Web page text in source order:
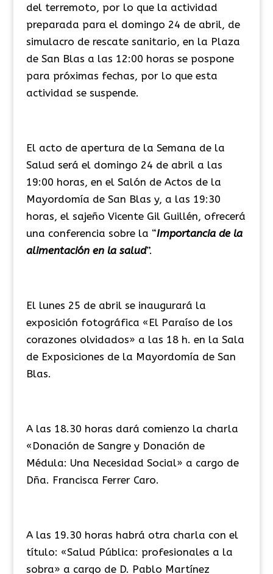
del terremoto, por lo que la actividad
preparada para el domingo 24 de abril, de
simulacro de rescate sanitario, en la Plaza
de San Blas a las 12:00 horas se pospone
para próximas fechas, por lo que esta
actividad se suspende.
El acto de apertura de la Semana de la
Salud será el domingo 24 de abril a las
19:00 horas, en el Salón de Actos de la
Mayordomía de San Blas y, a las 19:30
horas, el sajeño Vicente Gil Guillén, ofrecerá
una conferencia sobre la “Importancia de la
alimentación en la salud”.
El lunes 25 de abril se inaugurará la
exposición fotográfica «El Paraíso de los
corazones olvidados» a las 18 h. en la Sala
de Exposiciones de la Mayordomía de San
Blas.
A las 18.30 horas dará comienzo la charla
«Donación de Sangre y Donación de
Médula: Una Necesidad Social» a cargo de
Dña. Francisca Ferrer Caro.
A las 19.30 horas habrá otra charla con el
título: «Salud Pública: profesionales a la
sobra» a cargo de D. Pablo Martínez